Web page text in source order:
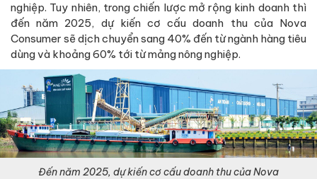
nghiệp. Tuy nhiên, trong chiến lược mở rộng kinh doanh thì
đến năm 2025, dự kiến cơ cấu doanh thu của Nova
Consumer sẽ dịch chuyển sang 40% đến từ ngành hàng tiêu
dùng và khoảng 60% tới từ mảng nông nghiệp.
Đến năm 2025, dự kiến cơ cấu doanh thu của Nova